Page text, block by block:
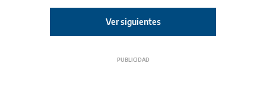
Ver siguientes